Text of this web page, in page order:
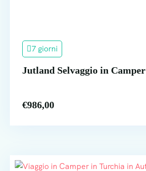
7 giorni
Jutland Selvaggio in Camper
€986,00